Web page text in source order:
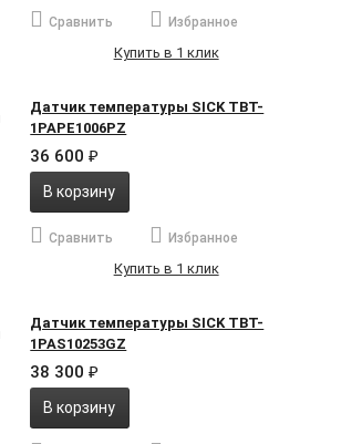
Сравнить Избранное
Купить в 1 клик
Датчик температуры SICK TBT-
1PAPE1006PZ
36 600₽
В корзину
Сравнить Избранное
Купить в 1 клик
Датчик температуры SICK TBT-
1PAS10253GZ
38 300₽
В корзину